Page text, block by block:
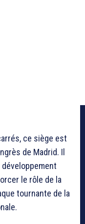
ce siège est
de Madrid. Il
le rôle de la
tournante de la